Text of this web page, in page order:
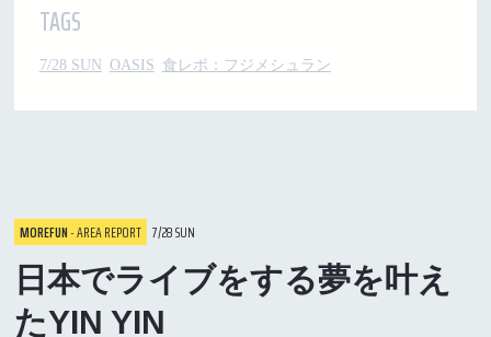
TAGS
7/28 SUN OASIS 食レポ：フジメシュラン
MOREFUN- AREA REPORT 7/28 SUN
日本でライブをする夢を叶え
たYIN YIN